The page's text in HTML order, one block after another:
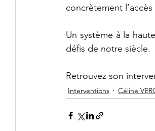
concrètement
Un système à la
défis de notre siècle.
Retrouvez son
Interventions Céline